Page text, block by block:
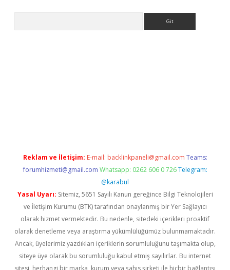
Reklam ve İletişim: E-mail: backlinkpaneli@gmail.com Teams:
forumhizmeti@gmail.com Whatsapp: 0262 606 0 726 Telegram:
@karabul
Yasal Uyarı: Sitemiz, 5651 Sayılı Kanun gereğince Bilgi Teknolojileri
ve İletişim Kurumu (BTK) tarafından onaylanmış bir Yer Sağlayıcı
olarak hizmet vermektedir. Bu nedenle, sitedeki içerikleri proaktif
olarak denetleme veya araştırma yükümlülüğümüz bulunmamaktadır.
Ancak, üyelerimiz yazdıkları içeriklerin sorumluluğunu taşımakta olup,
siteye üye olarak bu sorumluluğu kabul etmiş sayılırlar. Bu internet
sitesi, herhangi bir marka, kurum veya şahıs şirketi ile hiçbir bağlantısı